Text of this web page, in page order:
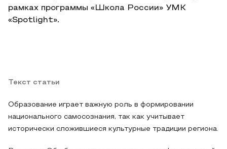
рамках программы «Школа России» УМК
«Spotlight».
Текст статьи
Образование играет важную роль в формировании
национального самосознания, так как учитывает
исторически сложившиеся культурные традиции региона.